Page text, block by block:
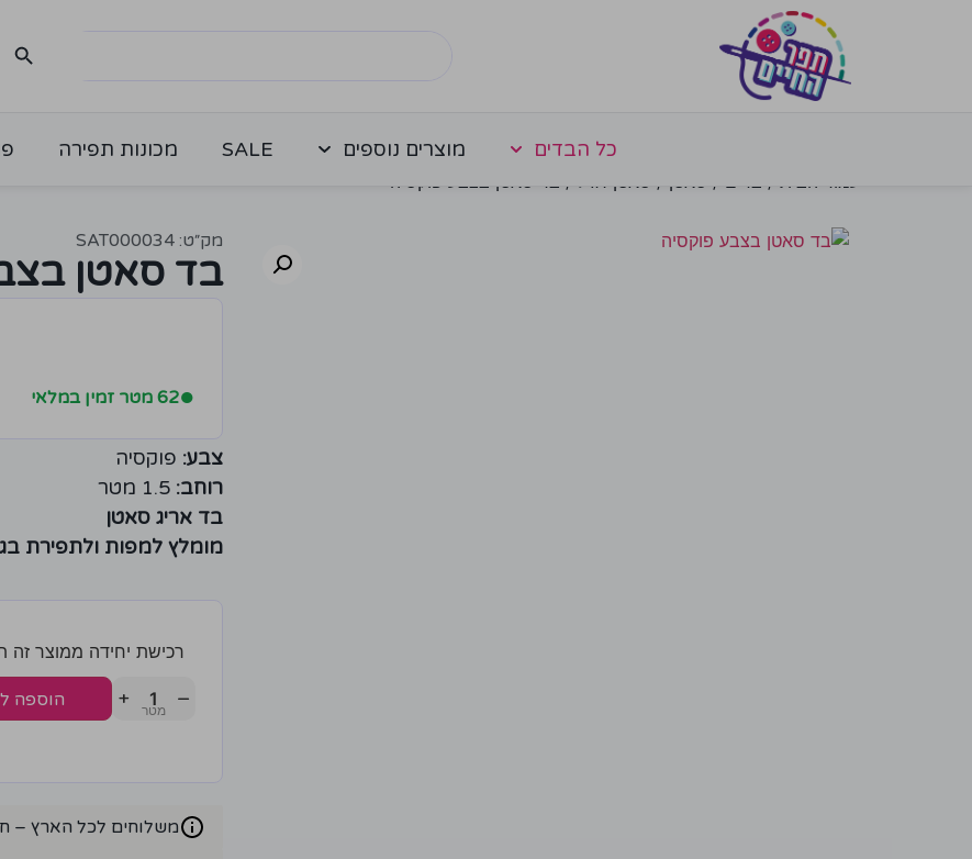
כל הבדים מוצרים נוספים SALE מכונות תפירה
מק״ט: SAT000034
בד סאטן
●62 מטר זמין במלאי
צבע: פוקסיה
רוחב: 1.5 מטר
בד אריג סאטן
מומלץ למפות ולתפירת
רכישת יחידה ממוצר זה תצברו
−
+ הוספה
משלוחים לכל הארץ – חינם